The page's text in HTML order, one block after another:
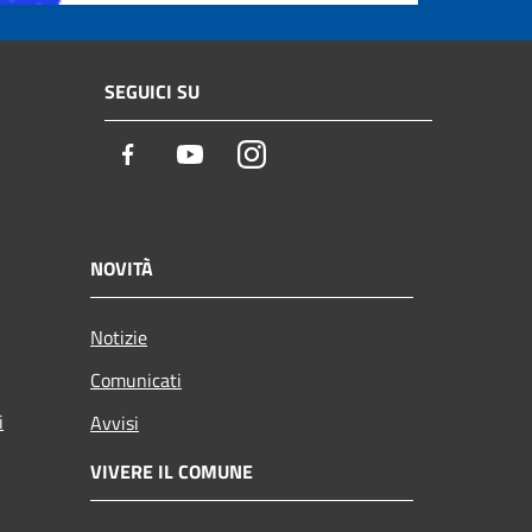
SEGUICI SU
Facebook YoutubeInstagram
NOVITÀ
Notizie
Comunicati
Avvisi
VIVERE IL COMUNE